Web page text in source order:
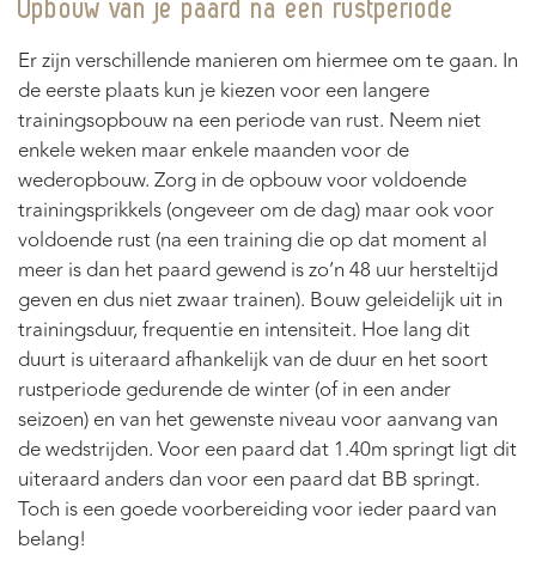
Opbouw van je paard na een rustperiode
Er zijn verschillende manieren om hiermee om te gaan. In
de eerste plaats kun je kiezen voor een langere
trainingsopbouw na een periode van rust. Neem niet
enkele weken maar enkele maanden voor de
wederopbouw. Zorg in de opbouw voor voldoende
trainingsprikkels (ongeveer om de dag) maar ook voor
voldoende rust (na een training die op dat moment al
meer is dan het paard gewend is zo’n 48 uur hersteltijd
geven en dus niet zwaar trainen). Bouw geleidelijk uit in
trainingsduur, frequentie en intensiteit. Hoe lang dit
duurt is uiteraard afhankelijk van de duur en het soort
rustperiode gedurende de winter (of in een ander
seizoen) en van het gewenste niveau voor aanvang van
de wedstrijden. Voor een paard dat 1.40m springt ligt dit
uiteraard anders dan voor een paard dat BB springt.
Toch is een goede voorbereiding voor ieder paard van
belang!